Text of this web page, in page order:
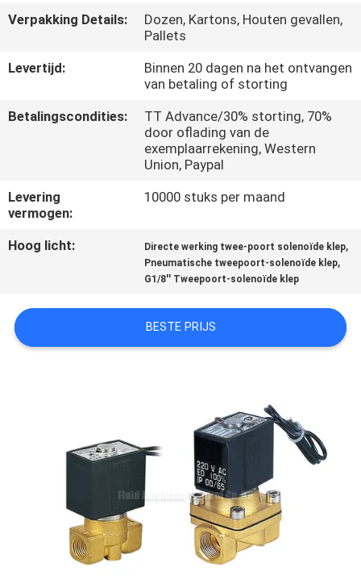
CONTACTEER
OM EEN
VR
SHOW
PRIVACY
POLICY
Verpakking Details:
Dozen, Kartons, Houten gevallen,
Pallets
Levertijd:
Binnen 20 dagen na het ontvangen
van betaling of storting
Betalingscondities:
TT Advance/30% storting, 70%
door oflading van de
exemplaarrekening, Western
Union, Paypal
Levering
vermogen:
10000 stuks per maand
Hoog licht: Directe werking twee-poort solenoïde klep,
Pneumatische tweepoort-solenoïde klep,
G1/8'' Tweepoort-solenoïde klep
BESTE PRIJS